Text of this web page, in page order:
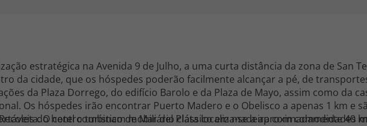
estratégica na Avenida 9 de Julho, a uma curta distância da zona de San
da cidade, que os hóspedes poderão facilmente alcançar a pé, de
da Plaza Dorrego, do edifício Barolo e da Plaza de Mayo, assim como da
Os hóspedes irão encontrar Puerto Madero e o Obelisco a apenas 1 km e
O centro turístico de Mar del Plata localiza-se a aproximadamente 40
do hotel combinam mobiliário clássico em madeira com comodidades